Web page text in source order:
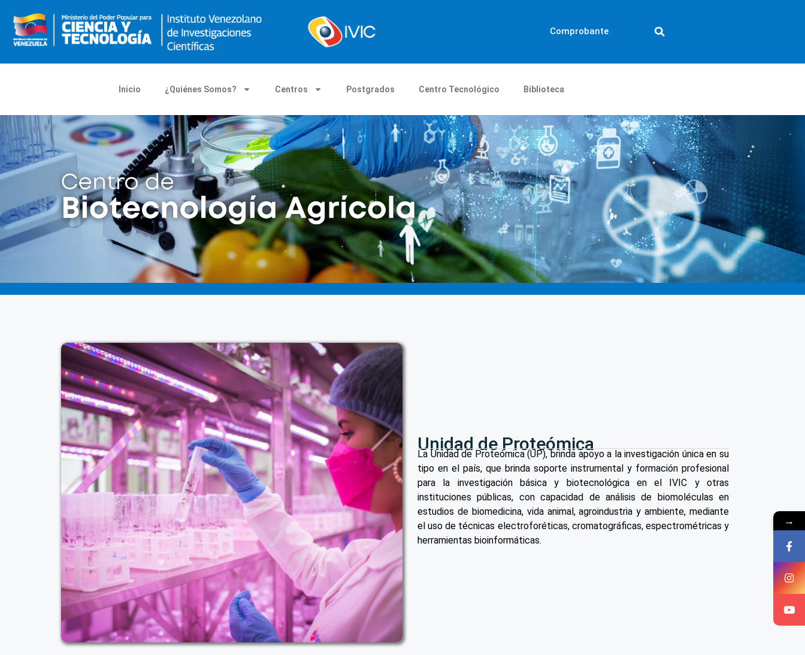
Comprobante
Inicio ¿Quiénes Somos? Centros Postgrados Centro Tecnológico Biblioteca
Unidad de Proteómica
La Unidad de Proteómica (UP), brinda apoyo a la investigación única en su
tipo en el país, que brinda soporte instrumental y formación profesional
para la investigación básica y biotecnológica en el IVIC y otras
instituciones públicas, con capacidad de análisis de biomoléculas en
estudios de biomedicina, vida animal, agroindustria y ambiente, mediante
el uso de técnicas electroforéticas, cromatográficas, espectrométricas y
herramientas bioinformáticas.
→